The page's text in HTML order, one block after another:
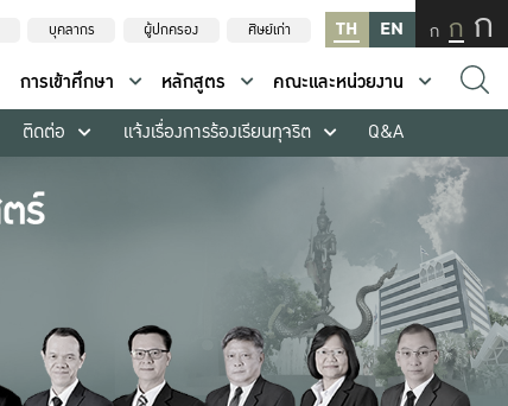
บุคลากร ผู้ปกครอง ศิษย์เก่า TH EN ก ก ก
การเข้าศึกษา หลักสูตร
คณะและหน่วยงาน
ติดต่อ แจ้งเรื่องการร้องเรียนทุจริต Q&A